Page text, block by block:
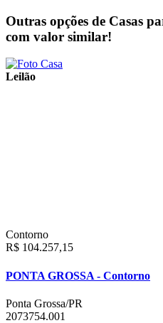
Outras opções de Casas
com valor similar!
Leilão
Contorno
R$ 104.257,15
PONTA GROSSA - Contorno
Ponta Grossa/PR
2073754.001